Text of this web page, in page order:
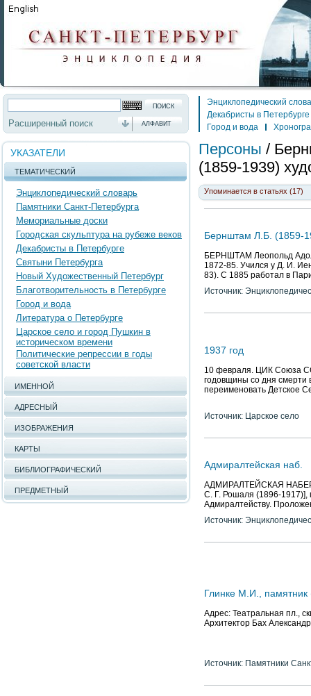
Расширенный поиск АЛФАВИТ
УКАЗАТЕЛИ
ТЕМАТИЧЕСКИЙ
Энциклопедический словарь
Памятники Санкт-Петербурга
Мемориальные доски
Городская скульптура на рубеже веков
Декабристы в Петербурге
Святыни Петербурга
Новый Художественный Петербург
Благотворительность в Петербурге
Город и вода
Литература о Петербурге
Царское село и город Пушкин в
историческом времени
Политические репрессии в годы
советской власти
ИМЕННОЙ
АДРЕСНЫЙ
ИЗОБРАЖЕНИЯ
КАРТЫ
БИБЛИОГРАФИЧЕСКИЙ
ПРЕДМЕТНЫЙ
Энциклопедический
Декабристы в Петербурге
Город и вода
Персоны /
(1859-1939)
Упоминается в статьях (17)
Бернштам Л.Б. (1859-
БЕРНШТАМ Леопольд
1872-85. Учился у Д. И.
83). С 1885 работал в
Источник:
1937 год
10 февраля. ЦИК Союза
годовщины со дня смерти
переименовать Детское
Источник: Царское село
Адмиралтейская наб.
АДМИРАЛТЕЙСКАЯ
С. Г. Рошаля (1896-1917)],
Адмиралтейству.
Источник:
Глинке М.И., памятник
Адрес: Театральная пл.,
Архитектор Бах
Источник: Памятники